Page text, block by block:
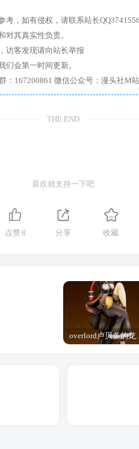
，如有侵权，请联系站长
对其真实性负责。
访客发现请向站长举报
们会第一时间更新。
7、带你进入绅士内部，畅所欲言，释放最真实的自我官方qq群：167200861 微信公众号：漫头社M站
THE END
喜欢就支持一下吧
点赞8 分享 收藏